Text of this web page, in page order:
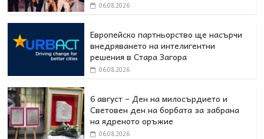
06.08.2026
Европейско партньорство ще насърчи
внедряването на интелигентни
решения в Стара Загора
06.08.2026
6 август – Ден на милосърдието и
Световен ден на борбата за забрана
на ядреното оръжие
06.08.2026